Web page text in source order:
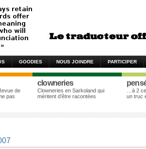
GOODIES NOUS JOINDRE PARTICIPER
de
pas
clowneries
Clowneries en Sarkoland qui
méritent d’être racontées
…à 2
un truc